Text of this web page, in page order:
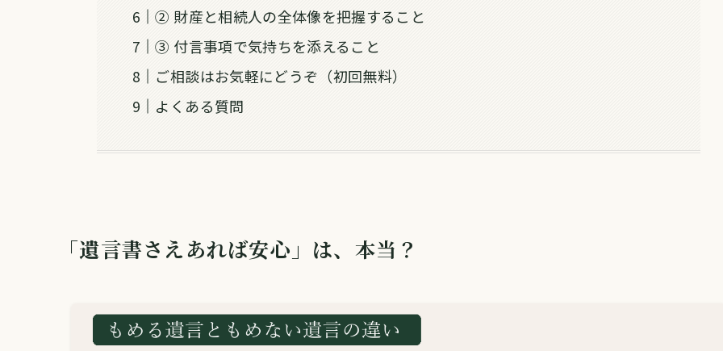
② 財産と相続人の全体像を把握すること
③ 付言事項で気持ちを添えること
ご相談はお気軽にどうぞ（初回無料）
よくある質問
「遺言書さえあれば安心」は、本当？